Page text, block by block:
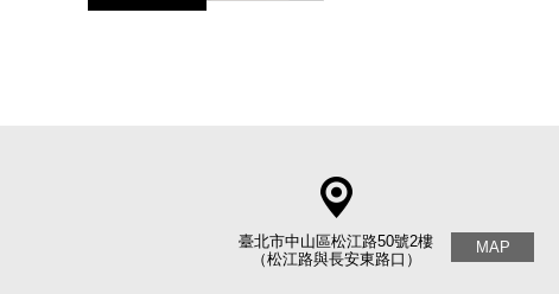
臺北市中山區松江路50號2樓
（松江路與長安東路口）
MAP